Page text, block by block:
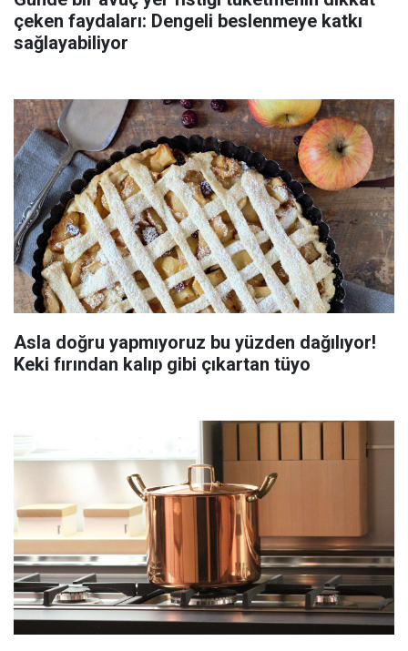
çeken faydaları: Dengeli beslenmeye katkı
sağlayabiliyor
Asla doğru yapmıyoruz bu yüzden dağılıyor!
Keki fırından kalıp gibi çıkartan tüyo